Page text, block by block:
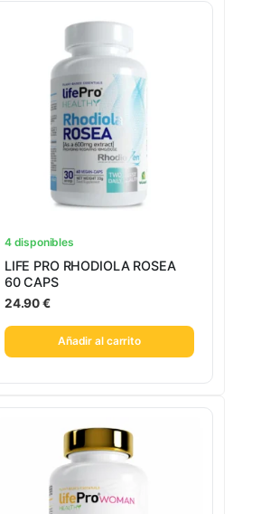
4 disponibles
LIFE PRO RHODIOLA ROSEA
60 CAPS
24.90€
Añadir al carrito